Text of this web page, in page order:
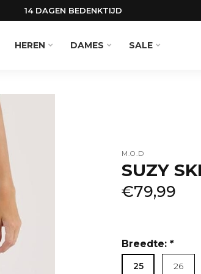
14 DAGEN BEDENKTIJD
HEREN DAMES SALE
M.O.D
SUZY
€79,99
Breedte: *
25 26